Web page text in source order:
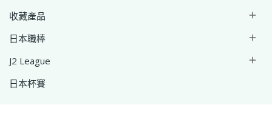
收藏產品

日本職棒 
J2 League 
日本杯賽